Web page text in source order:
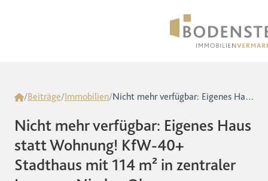
Home
/Beiträge/Immobilien/ Nicht mehr verfügbar: Eigenes Haus statt Wohnung! KfW-40+ Stadthaus mit 114 m² in zentraler Lage von Nieder-Olm
Nicht mehr verfügbar: Eigenes Haus
statt Wohnung! KfW-40+
Stadthaus mit 114 m² in zentraler